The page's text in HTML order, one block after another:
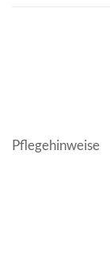
Pflegehinweise